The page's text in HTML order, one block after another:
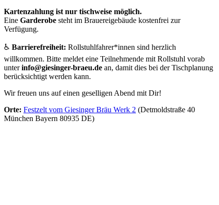
Kartenzahlung ist nur tischweise möglich.
Eine Garderobe steht im Brauereigebäude kostenfrei zur
Verfügung.
♿ Barrierefreiheit: Rollstuhlfahrer*innen sind herzlich
willkommen. Bitte meldet eine Teilnehmende mit Rollstuhl vorab
unterinfo@giesinger-braeu.de an, damit dies bei der Tischplanung
berücksichtigt werden kann.
Wir freuen uns auf einen geselligen Abend mit Dir!
Orte: Festzelt vom Giesinger Bräu Werk 2 (Detmoldstraße 40
München Bayern 80935 DE)